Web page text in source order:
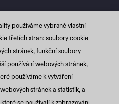
používáme vybrané vlastní
třetích stran: soubory cookie
stránek, funkční soubory
používání webových stránek,
používáme k vytváření
stránek a statistik, a
se používají k zobrazování
774 480 084